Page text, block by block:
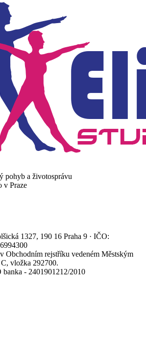
pohyb a životosprávu
v Praze
1327, 190 16 Praha 9 · IČO:
Obchodním rejstříku vedeném Městským
vložka 292700.
- 2401901212/2010